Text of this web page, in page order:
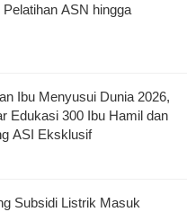
ASN hingga
Ibu Menyusui Dunia 2026,
Edukasi 300 Ibu Hamil dan
ASI Eksklusif
Subsidi Listrik Masuk